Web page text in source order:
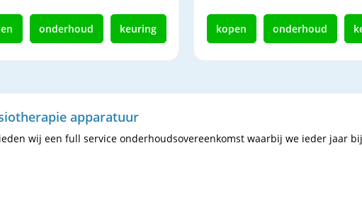
onderhoud keuring kopen onderhoud
apparatuur
wij een full service onderhoudsovereenkomst waarbij we ieder jaar bij